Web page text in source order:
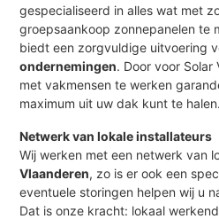
gespecialiseerd in alles wat met
groepsaankoop zonnepanelen te
biedt een zorgvuldige uitvoering
ondernemingen. Door voor Solar
met vakmensen te werken
maximum uit uw dak kunt te halen.
Netwerk van lokale installateurs
Wij werken met een netwerk van
Vlaanderen, zo is er ook een
eventuele storingen helpen wij u
Dat is onze kracht: lokaal